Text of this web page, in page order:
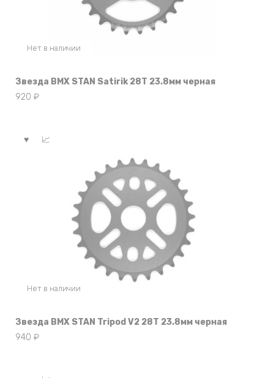
Нет в наличии
Звезда BMX STAN Satirik 28T 23.8мм черная
920 ₽
Нет в наличии
Звезда BMX STAN Tripod V2 28Т 23.8мм черная
940 ₽